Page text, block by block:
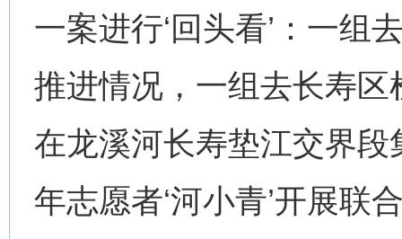
一案进行‘回头看’：一组
推进情况，一组去长寿
在龙溪河长寿垫江交界
年志愿者‘河小青’开展联